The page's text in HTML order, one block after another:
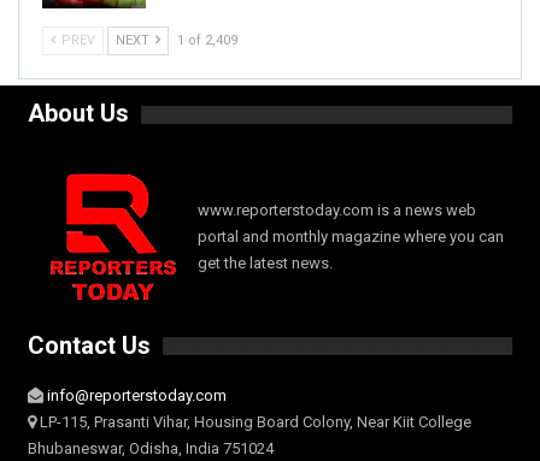
PREV NEXT 1 of 2,409
About Us
www.reporterstoday.com is a news web
portal and monthly magazine where you can
get the latest news.
Contact Us
info@reporterstoday.com
LP-115, Prasanti Vihar, Housing Board Colony, Near Kiit College
Bhubaneswar, Odisha, India 751024